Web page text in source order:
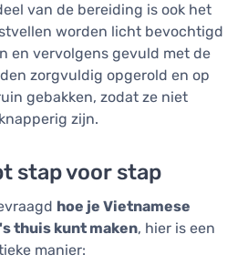
van de bereiding is ook het
worden licht bevochtigd
en vervolgens gevuld met de
zorgvuldig opgerold en op
gebakken, zodat ze niet
zijn.
stap voor stap
hoe je Vietnamese
thuis kunt maken, hier is een
manier: